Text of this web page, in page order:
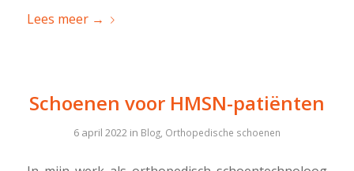
Lees meer→
Schoenen voor HMSN-patiënten
6 april 2022in Blog, Orthopedische schoenen